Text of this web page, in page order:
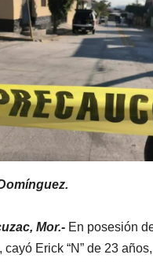
Mor.- En posesión
cayó Erick “N” de 23